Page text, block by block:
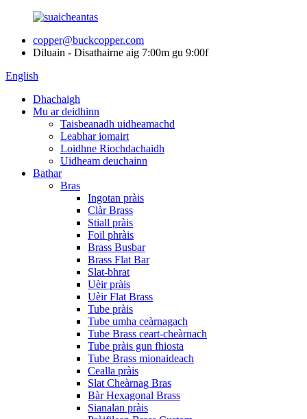
copper@buckcopper.com
Diluain - Disathairne aig 7:00m gu 9:00f
English
Dhachaigh
Mu ar deidhinn
Taisbeanadh uidheamachd
Leabhar iomairt
Loidhne Riochdachaidh
Uidheam deuchainn
Bathar
Bras
Ingotan pràis
Clàr Brass
Stiall pràis
Foil phràis
Brass Busbar
Brass Flat Bar
Slat-bhrat
Uèir pràis
Uèir Flat Brass
Tube pràis
Tube umha ceàrnagach
Tube Brass ceart-cheàrnach
Tube pràis gun fhiosta
Tube Brass mionaideach
Cealla pràis
Slat Cheàrnag Bras
Bàr Hexagonal Brass
Sianalan pràis